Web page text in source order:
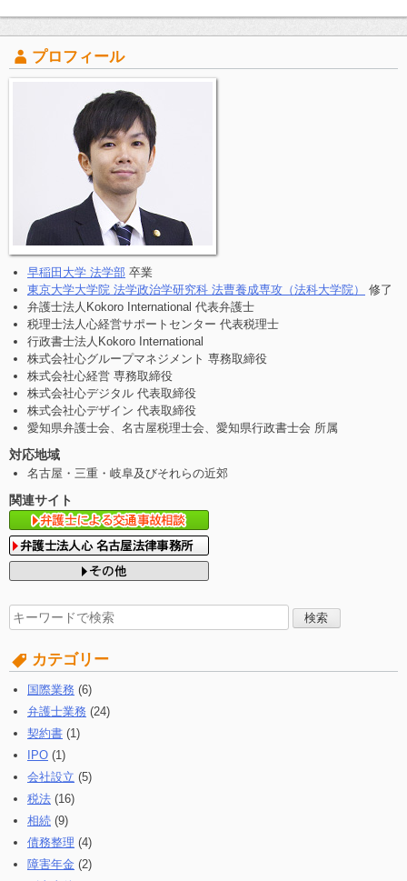
プロフィール
早稲田大学 法学部 卒業
東京大学大学院 法学政治学研究科 法曹養成専攻（法科大学院）
修了
弁護士法人Kokoro International 代表弁護士
税理士法人心経営サポートセンター 代表税理士
行政書士法人Kokoro International
株式会社心グループマネジメント 専務取締役
株式会社心経営 専務取締役
株式会社心デジタル 代表取締役
株式会社心デザイン 代表取締役
愛知県弁護士会、名古屋税理士会、愛知県行政書士会 所属
対応地域
名古屋・三重・岐阜及びそれらの近郊
関連サイト
検
索
す
る:
カテゴリー
国際業務 (6)
弁護士業務 (24)
契約書 (1)
IPO (1)
会社設立 (5)
税法 (16)
相続 (9)
債務整理 (4)
障害年金 (2)